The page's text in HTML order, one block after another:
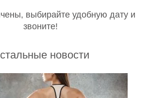
выбирайте удобную дату и
звоните!
новости